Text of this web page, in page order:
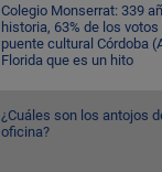
Colegio Monserrat: 339
historia, 63% de los votos
puente cultural Córdoba
Florida que es un hito
¿Cuáles son los antojos
oficina?